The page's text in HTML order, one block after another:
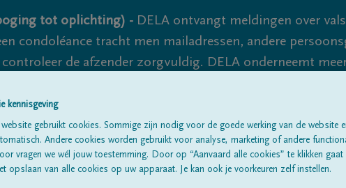
tot oplichting) - DELA ontvangt meldingen over
condoléance tracht men mailadressen, andere
de afzender zorgvuldig. DELA onderneemt
nooit volledig uit te sluiten, dus blijf waakzaam.
Alle rouwberichten Over ons
kennisgeving
gebruikt cookies. Sommige zijn nodig voor de goede werking van de website
Andere cookies worden gebruikt voor analyse, marketing of andere
vragen we wél jouw toestemming. Door op “Aanvaard alle cookies” te klikken
opslaan van alle cookies op uw apparaat. Je kan ook je voorkeuren zelf instellen.